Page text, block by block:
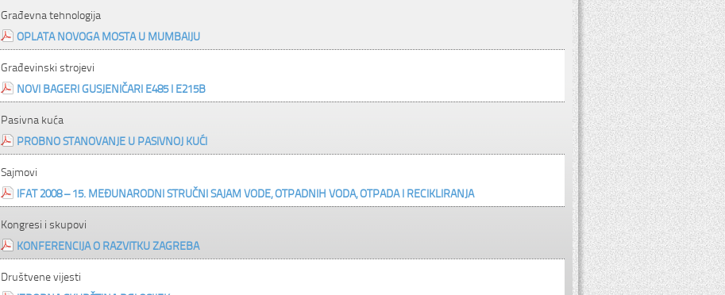
Građevna tehnologija
OPLATA NOVOGA MOSTA U MUMBAIJU
Građevinski strojevi
NOVI BAGERI GUSJENIČARI E485 I E215B
Pasivna kuća
PROBNO STANOVANJE U PASIVNOJ KUĆI
Sajmovi
IFAT 2008 – 15. MEĐUNARODNI STRUČNI SAJAM VODE, OTPADNIH VODA, OTPADA I RECIKLIRANJA
Kongresi i skupovi
KONFERENCIJA O RAZVITKU ZAGREBA
Društvene vijesti